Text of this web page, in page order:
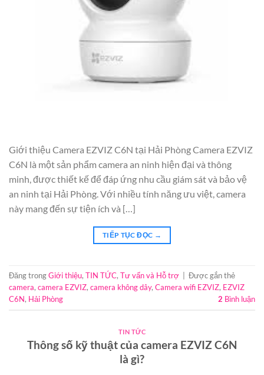
Giới thiệu Camera EZVIZ C6N tại Hải Phòng Camera EZVIZ
C6N là một sản phẩm camera an ninh hiện đại và thông
minh, được thiết kế để đáp ứng nhu cầu giám sát và bảo vệ
an ninh tại Hải Phòng. Với nhiều tính năng ưu việt, camera
này mang đến sự tiện ích và […]
TIẾP TỤC ĐỌC →
Đăng trongGiới thiệu, TIN TỨC, Tư vấn và Hỗ trợ
Được gắn thẻ
camera, camera EZVIZ, camera không dây, Camera wifi EZVIZ, EZVIZ
C6N, Hải Phòng 2 Bình luận
TIN TỨC
Thông số kỹ thuật của camera EZVIZ C6N
là gì?